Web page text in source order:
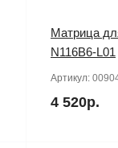
Матрица
N116B6-L01
Артикул:
4 520р.